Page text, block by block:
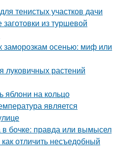
тенистых участков дачи
из туршевой
заморозкам осенью: миф или
луковичных растений
яблони на кольцо
является
бочке: правда или вымысел
отличить несъедобный